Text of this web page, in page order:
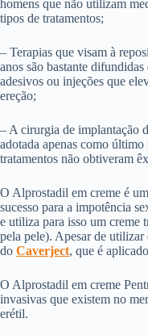
homens que não utilizam
tipos de tratamentos;
– Terapias que visam à
anos são bastante
adesivos ou injeções que
ereção;
– A cirurgia de implantação
adotada apenas como
tratamentos não obtiveram
O Alprostadil em creme é
sucesso para a impotência
e utiliza para isso um creme
pela pele). Apesar de
do Caverject, que é
O Alprostadil em creme
invasivas que existem no
erétil.